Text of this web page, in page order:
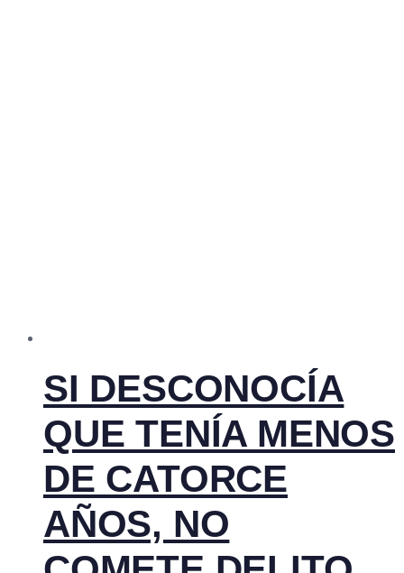
SI DESCONOCÍA
QUE TENÍA MENOS
DE CATORCE
AÑOS, NO